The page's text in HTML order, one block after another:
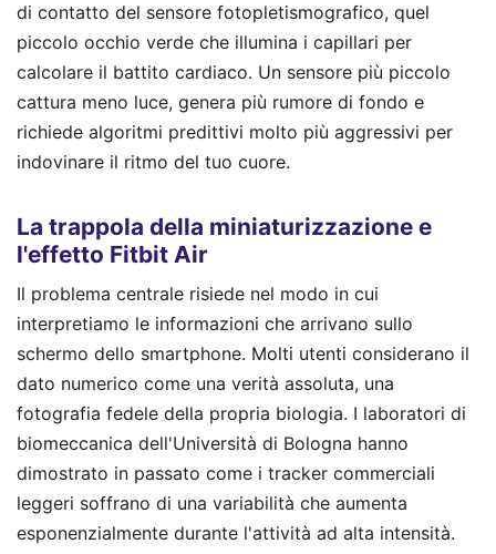
di contatto del sensore fotopletismografico, quel
piccolo occhio verde che illumina i capillari per
calcolare il battito cardiaco. Un sensore più piccolo
cattura meno luce, genera più rumore di fondo e
richiede algoritmi predittivi molto più aggressivi per
indovinare il ritmo del tuo cuore.
La trappola della miniaturizzazione e
l'effetto Fitbit Air
Il problema centrale risiede nel modo in cui
interpretiamo le informazioni che arrivano sullo
schermo dello smartphone. Molti utenti considerano il
dato numerico come una verità assoluta, una
fotografia fedele della propria biologia. I laboratori di
biomeccanica dell'Università di Bologna hanno
dimostrato in passato come i tracker commerciali
leggeri soffrano di una variabilità che aumenta
esponenzialmente durante l'attività ad alta intensità.